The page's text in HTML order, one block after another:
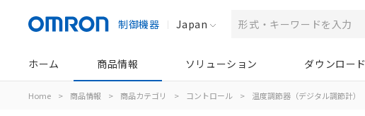
制御機器 Japan
ホーム 商品情報 ソリューション ダウンロード
Home > 商品情報 > 商品カテゴリ > コントロール > 温度調節器（デジタル調節計）